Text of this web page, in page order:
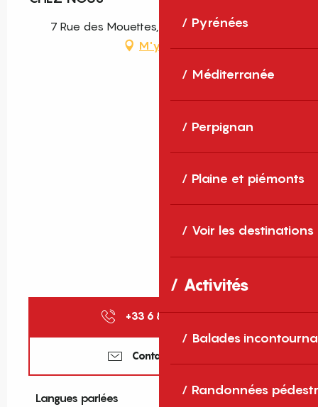
Pyrénées
Méditerranée
Perpignan
Plaine et piémonts
Voir les destinations
Activités
Balades
Randonnées
7 Rue des Mouettes, 66470 Sainte-Marie
M'y rendre
+33 6 80 44 22▒▒
Contactez-nous
Langues parlées
Langues parlées